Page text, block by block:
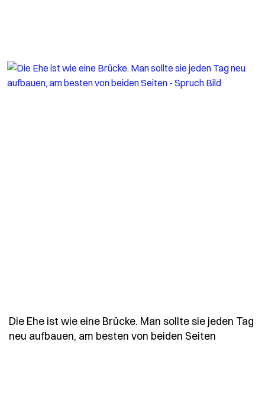
Die Ehe ist wie eine Brücke. Man sollte sie jeden Tag
neu aufbauen, am besten von beiden Seiten